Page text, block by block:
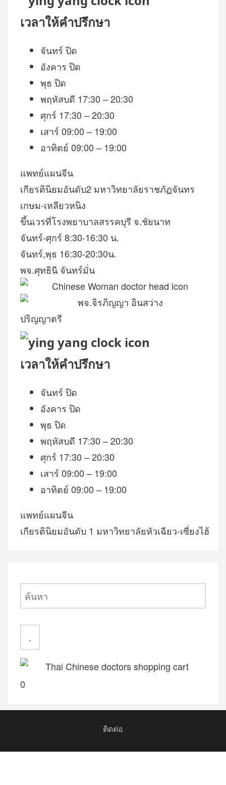
เวลาให้คำปรึกษา
จันทร์ปิด
อังคาร ปิด
พุธ ปิด
พฤหัสบดี 17:30 – 20:30
ศุกร์ 17:30 – 20:30
เสาร์09:00 – 19:00
อาทิตย์09:00 – 19:00
แพทย์แผนจีน
เกียรตินิยมอันดับ2 มหาวิทยาลัยราชภัฏจันทร
เกษม-เหลียวหนิง
ขึ้นเวรที่โรงพยาบาลสรรคบุรี จ.ชัยนาท
จันทร์-ศุกร์ 8:30-16:30 น.
จันทร์,พุธ 16:30-20:30น.
พจ.ศุทธินี จันทร์มั่น
ปริญญาตรี
เวลาให้คำปรึกษา
จันทร์ปิด
อังคาร ปิด
พุธ ปิด
พฤหัสบดี 17:30 – 20:30
ศุกร์ 17:30 – 20:30
เสาร์09:00 – 19:00
อาทิตย์09:00 – 19:00
แพทย์แผนจีน
เกียรตินิยมอันดับ 1 มหาวิทยาลัยหัวเฉียว-เซี่ยงไฮ้
ค้นหา
0
ติดต่อ